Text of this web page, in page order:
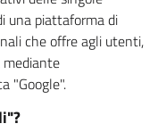
una piattaforma di
che offre agli utenti,
"Google".